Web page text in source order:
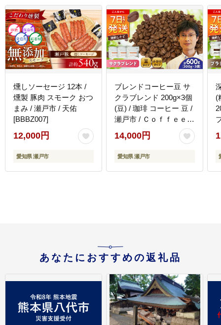
燻しソーセージ 12本 /
燻製 豚肉 スモーク おつ
まみ / 瀬戸市 / 天佑
[BBBZ007]
12,000円
愛知県 瀬戸市
ブレンドコーヒー豆 サ
クラブレンド 200g×3個
(豆) / 珈琲 コーヒー 豆 /
瀬戸市 / Ｃｏｆｆｅｅ
ＳＡＫＵＲＡ
[BBAB009]
14,000円
愛知県 瀬戸市
(
あなたにおすすめの返礼品